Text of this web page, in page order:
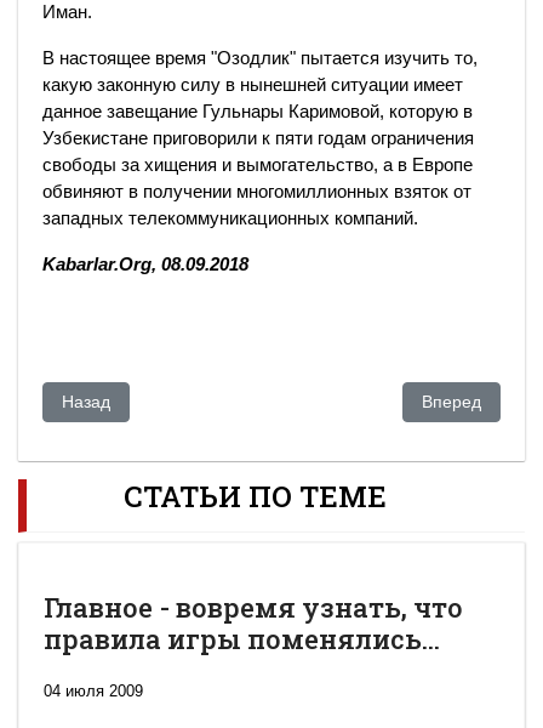
Иман.
В настоящее время "Озодлик" пытается изучить то,
какую законную силу в нынешней ситуации имеет
данное завещание Гульнары Каримовой, которую в
Узбекистане приговорили к пяти годам ограничения
свободы за хищения и вымогательство, а в Европе
обвиняют в получении многомиллионных взяток от
западных телекоммуникационных компаний.
Kabarlar.Org, 08.09.2018
Предыдущий: Асет Исекешев возглавил Администрацию
Назад Следующий:
Вперед
СТАТЬИ ПО ТЕМЕ
Главное - вовремя узнать, что
правила игры поменялись...
04 июля 2009